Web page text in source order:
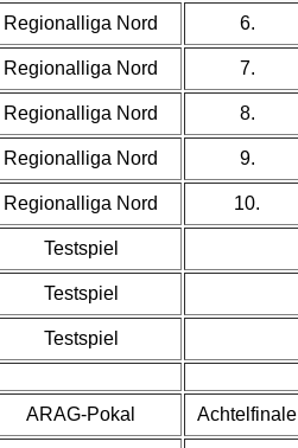
Regionalliga Nord 6.
Regionalliga Nord 7.
Regionalliga Nord 8.
Regionalliga Nord 9.
Regionalliga Nord 10.
Testspiel
Testspiel
Testspiel
ARAG-Pokal Achtelfinale